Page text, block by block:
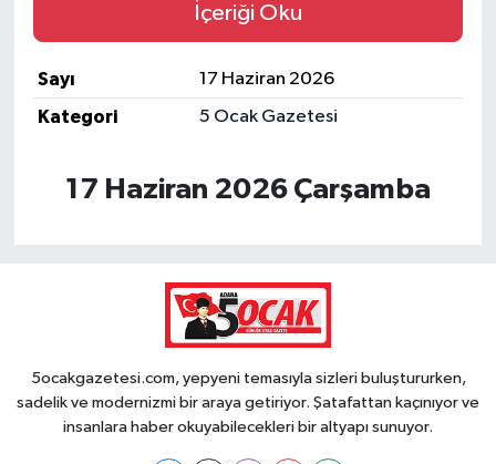
İçeriği Oku
Sayı
17 Haziran 2026
Kategori
5 Ocak Gazetesi
17 Haziran 2026 Çarşamba
5ocakgazetesi.com, yepyeni temasıyla sizleri buluştururken,
sadelik ve modernizmi bir araya getiriyor. Şatafattan kaçınıyor ve
insanlara haber okuyabilecekleri bir altyapı sunuyor.
Yerel Yönetimler
Yurttan